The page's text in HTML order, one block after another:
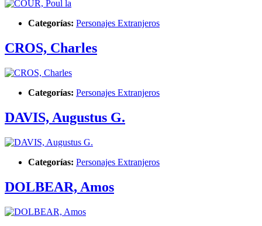
Categorías: Personajes Extranjeros
CROS, Charles
Categorías: Personajes Extranjeros
DAVIS, Augustus G.
Categorías: Personajes Extranjeros
DOLBEAR, Amos